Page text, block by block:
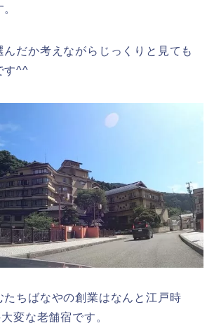
んだか考えながらじっくりと見ても
す^^
たちばなやの創業はなんと江戸時
変な老舗宿です。